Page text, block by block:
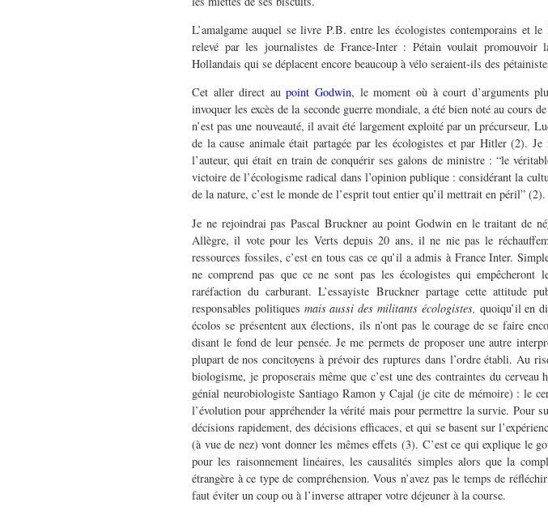
L’amalgame auquel se livre P.B. entre les écologistes contemporains et
relevé par les journalistes de France-Inter : Pétain voulait
Hollandais qui se déplacent encore beaucoup à vélo seraient-ils des
Cet aller direct aupoint Godwin, le moment où à court d’arguments
invoquer les excès de la seconde guerre mondiale, a été bien noté au cours
n’est pas une nouveauté, il avait été largement exploité par un précurseur,
de la cause animale était partagée par les écologistes et par Hitler (2).
l’auteur, qui était en train de conquérir ses galons de ministre : “le
victoire de l’écologisme radical dans l’opinion publique : considérant la
de la nature, c’est le monde de l’esprit tout entier qu’il mettrait en péril” (2).
Je ne rejoindrai pas Pascal Bruckner au point Godwin en le traitant de
Allègre, il vote pour les Verts depuis 20 ans, il ne nie pas le
ressources fossiles, c’est en tous cas ce qu’il a admis à France Inter.
ne comprend pas que ce ne sont pas les écologistes qui empêcheront
raréfaction du carburant. L’essayiste Bruckner partage cette attitude
responsables politiques mais aussi des militants écologistes, quoiqu’il en
écolos se présentent aux élections, ils n’ont pas le courage de se faire
disant le fond de leur pensée. Je me permets de proposer une autre
plupart de nos concitoyens à prévoir des ruptures dans l’ordre établi. Au
biologisme, je proposerais même que c’est une des contraintes du
génial neurobiologiste Santiago Ramon y Cajal (je cite de mémoire) : le
l’évolution pour appréhender la vérité mais pour permettre la survie. Pour
décisions rapidement, des décisions efficaces, et qui se basent sur
(à vue de nez) vont donner les mêmes effets (3). C’est ce qui explique le
pour les raisonnement linéaires, les causalités simples alors que la
étrangère à ce type de compréhension. Vous n’avez pas le temps de
faut éviter un coup ou à l’inverse attraper votre déjeuner à la course.